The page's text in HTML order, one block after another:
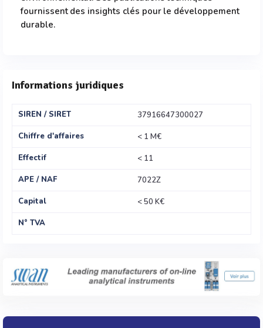
fournissent des insights clés pour le développement
durable.
Informations juridiques
SIREN / SIRET
37916647300027
Chiffre d'affaires
< 1 M€
Effectif
< 11
APE / NAF
7022Z
Capital
< 50 K€
N° TVA